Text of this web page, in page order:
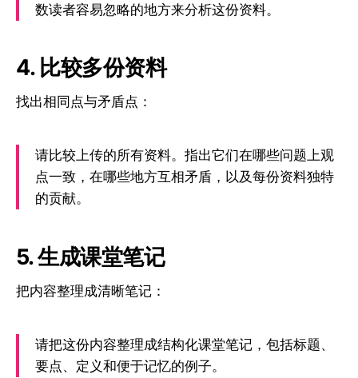
数读者容易忽略的地方来分析这份资料。
4. 比较多份资料
找出相同点与矛盾点：
请比较上传的所有资料。指出它们在哪些问题上观
点一致，在哪些地方互相矛盾，以及每份资料独特
的贡献。
5. 生成课堂笔记
把内容整理成清晰笔记：
请把这份内容整理成结构化课堂笔记，包括标题、
要点、定义和便于记忆的例子。